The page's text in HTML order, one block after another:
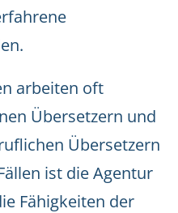
arbeiten oft
Übersetzern und
Übersetzern
ist die Agentur
Fähigkeiten der